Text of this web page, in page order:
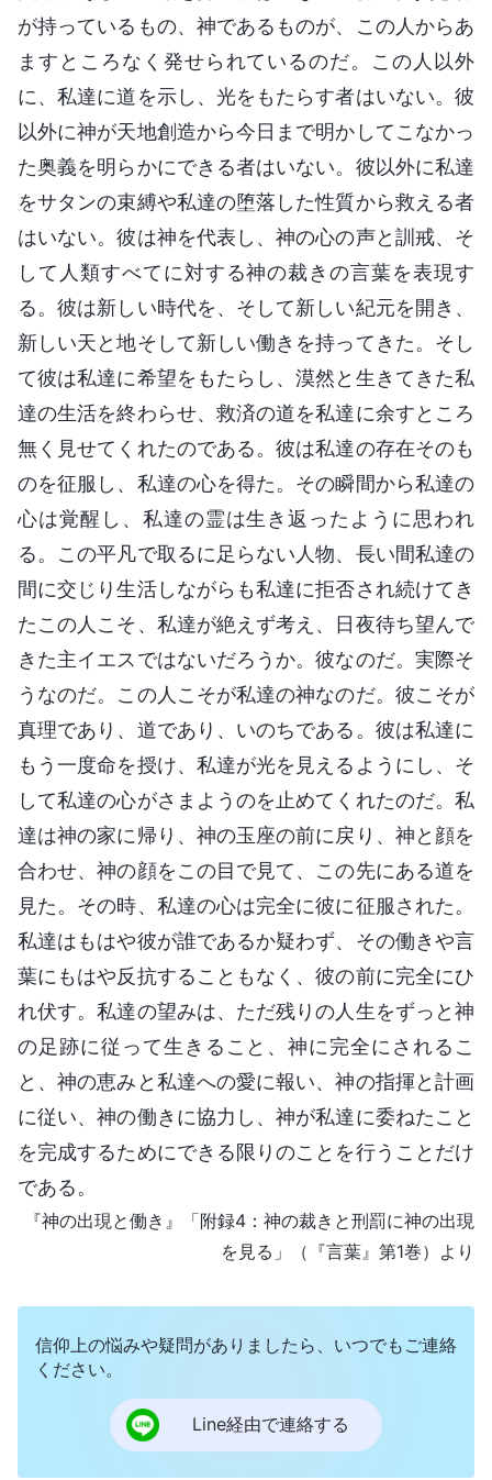
が持っているもの、神であるものが、この人からあ
ますところなく発せられているのだ。この人以外
に、私達に道を示し、光をもたらす者はいない。彼
以外に神が天地創造から今日まで明かしてこなかっ
た奥義を明らかにできる者はいない。彼以外に私達
をサタンの束縛や私達の堕落した性質から救える者
はいない。彼は神を代表し、神の心の声と訓戒、そ
して人類すべてに対する神の裁きの言葉を表現す
る。彼は新しい時代を、そして新しい紀元を開き、
新しい天と地そして新しい働きを持ってきた。そし
て彼は私達に希望をもたらし、漠然と生きてきた私
達の生活を終わらせ、救済の道を私達に余すところ
無く見せてくれたのである。彼は私達の存在そのも
のを征服し、私達の心を得た。その瞬間から私達の
心は覚醒し、私達の霊は生き返ったように思われ
る。この平凡で取るに足らない人物、長い間私達の
間に交じり生活しながらも私達に拒否され続けてき
たこの人こそ、私達が絶えず考え、日夜待ち望んで
きた主イエスではないだろうか。彼なのだ。実際そ
うなのだ。この人こそが私達の神なのだ。彼こそが
真理であり、道であり、いのちである。彼は私達に
もう一度命を授け、私達が光を見えるようにし、そ
して私達の心がさまようのを止めてくれたのだ。私
達は神の家に帰り、神の玉座の前に戻り、神と顔を
合わせ、神の顔をこの目で見て、この先にある道を
見た。その時、私達の心は完全に彼に征服された。
私達はもはや彼が誰であるか疑わず、その働きや言
葉にもはや反抗することもなく、彼の前に完全にひ
れ伏す。私達の望みは、ただ残りの人生をずっと神
の足跡に従って生きること、神に完全にされるこ
と、神の恵みと私達への愛に報い、神の指揮と計画
に従い、神の働きに協力し、神が私達に委ねたこと
を完成するためにできる限りのことを行うことだけ
である。
『神の出現と働き』「附録4：神の裁きと刑罰に神の出現
を見る」（『言葉』第1巻）より
信仰上の悩みや疑問がありましたら、いつでもご連絡
ください。
Line経由で連絡する